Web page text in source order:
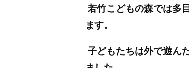
若竹こどもの森では多
ます。
子どもたちは外で遊ん